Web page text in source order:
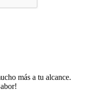
más a tu alcance.